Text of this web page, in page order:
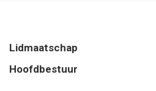
Lidmaatschap
Hoofdbestuur